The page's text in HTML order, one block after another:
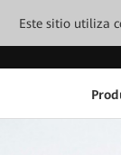
Este sitio utiliza